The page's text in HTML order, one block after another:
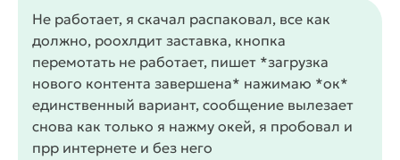
Не работает, я скачал распаковал, все как
должно, роохлдит заставка, кнопка
перемотать не работает, пишет *загрузка
нового контента завершена* нажимаю *ок*
единственный вариант, сообщение вылезает
снова как только я нажму окей, я пробовал и
прр интернете и без него